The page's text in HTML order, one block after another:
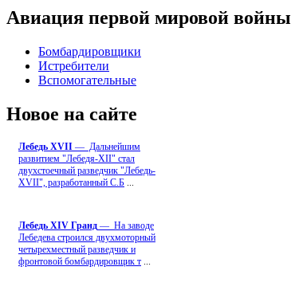
Авиация первой мировой войны
Бомбардировщики
Истребители
Вспомогательные
Новое на сайте
Лебедь ХVII — Дальнейшим
развитием "Лебедя-ХII" стал
двухстоечный разведчик "Лебедь-
XVII", разработанный С.Б
Лебедь ХIV Гранд — На заводе
Лебедева строился двухмоторный
четырехместный разведчик и
фронтовой бомбардировщик т